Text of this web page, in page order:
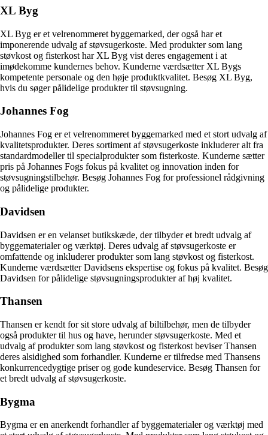
XL Byg
XL Byg er et velrenommeret byggemarked, der også har et
imponerende udvalg af støvsugerkoste. Med produkter som lang
støvkost og fisterkost har XL Byg vist deres engagement i at
imødekomme kundernes behov. Kunderne værdsætter XL Bygs
kompetente personale og den høje produktkvalitet. Besøg XL Byg,
hvis du søger pålidelige produkter til støvsugning.
Johannes Fog
Johannes Fog er et velrenommeret byggemarked med et stort udvalg af
kvalitetsprodukter. Deres sortiment af støvsugerkoste inkluderer alt fra
standardmodeller til specialprodukter som fisterkoste. Kunderne sætter
pris på Johannes Fogs fokus på kvalitet og innovation inden for
støvsugningstilbehør. Besøg Johannes Fog for professionel rådgivning
og pålidelige produkter.
Davidsen
Davidsen er en velanset butikskæde, der tilbyder et bredt udvalg af
byggematerialer og værktøj. Deres udvalg af støvsugerkoste er
omfattende og inkluderer produkter som lang støvkost og fisterkost.
Kunderne værdsætter Davidsens ekspertise og fokus på kvalitet. Besøg
Davidsen for pålidelige støvsugningsprodukter af høj kvalitet.
Thansen
Thansen er kendt for sit store udvalg af biltilbehør, men de tilbyder
også produkter til hus og have, herunder støvsugerkoste. Med et
udvalg af produkter som lang støvkost og fisterkost beviser Thansen
deres alsidighed som forhandler. Kunderne er tilfredse med Thansens
konkurrencedygtige priser og gode kundeservice. Besøg Thansen for
et bredt udvalg af støvsugerkoste.
Bygma
Bygma er en anerkendt forhandler af byggematerialer og værktøj med